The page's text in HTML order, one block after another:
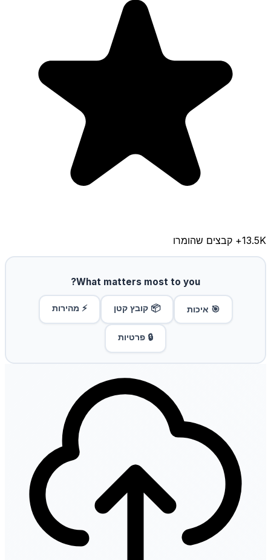
13.5K+ קבצים שהומרו
What matters most to you?
🎯 איכות 📦 קובץ קטן ⚡ מהירות
🔒 פרטיות